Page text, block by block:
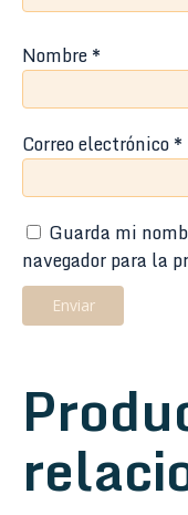
Nombre*
Correo electrónico*
Guarda mi
navegador para la